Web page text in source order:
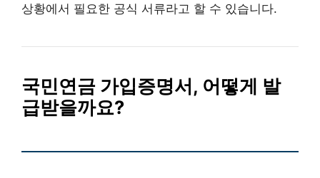
상황에서 필요한 공식 서류라고 할 수 있습니다.
국민연금 가입증명서, 어떻게 발
급받을까요?